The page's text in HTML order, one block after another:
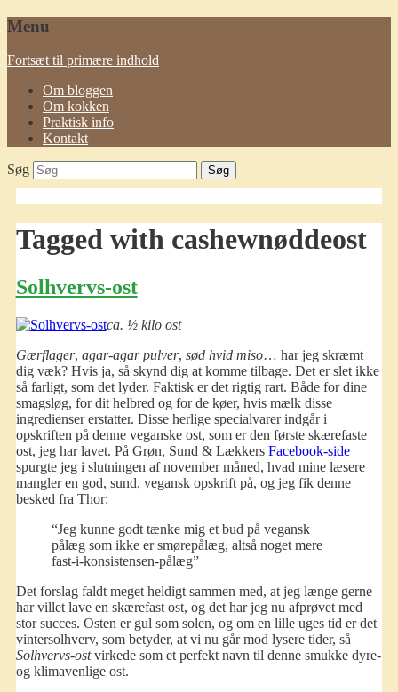
Menu
Fortsæt til primære indhold
Om bloggen
Om kokken
Praktisk info
Kontakt
Søg
Tagged with cashewnøddeost
Solhvervs-ost
ca. ½ kilo ost
Gærflager, agar-agar pulver, sød hvid miso… har jeg skræmt
dig væk? Hvis ja, så skynd dig at komme tilbage. Det er slet ikke
så farligt, som det lyder. Faktisk er det rigtig rart. Både for dine
smagsløg, for dit helbred og for de køer, hvis mælk disse
ingredienser erstatter. Disse herlige specialvarer indgår i
opskriften på denne veganske ost, som er den første skærefaste
ost, jeg har lavet. På Grøn, Sund & Lækkers Facebook-side
spurgte jeg i slutningen af november måned, hvad mine læsere
mangler en god, sund, vegansk opskrift på, og jeg fik denne
besked fra Thor:
“Jeg kunne godt tænke mig et bud på vegansk
pålæg som ikke er smørepålæg, altså noget mere
fast-i-konsistensen-pålæg”
Det forslag faldt meget heldigt sammen med, at jeg længe gerne
har villet lave en skærefast ost, og det har jeg nu afprøvet med
stor succes. Osten er gul som solen, og om en lille uges tid er det
vintersolhverv, som betyder, at vi nu går mod lysere tider, så
Solhvervs-ostvirkede som et perfekt navn til denne smukke dyre-
og klimavenlige ost.